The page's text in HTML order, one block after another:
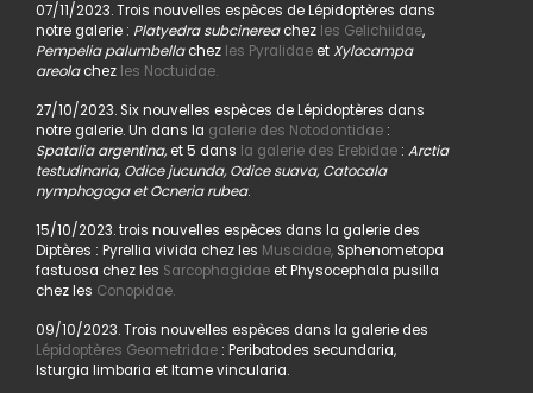
07/11/2023. Trois nouvelles espèces de Lépidoptères dans
notre galerie : Platyedra subcinereachez les Gelichiidae,
Pempelia palumbellachez les PyralidaeetXylocampa
areolachez les Noctuidae.
27/10/2023. Six nouvelles espèces de Lépidoptères dans
notre galerie. Un dans la galerie des Notodontidae:
Spatalia argentina, et 5 dans la galerie des Erebidae: Arctia
testudinaria, Odice jucunda, Odice suava, Catocala
nymphogoga et Ocneria rubea.
15/10/2023. trois nouvelles espèces dans la galerie des
Diptères : Pyrellia vivida chez les Muscidae,Sphenometopa
fastuosa chez les Sarcophagidaeet Physocephala pusilla
chez les Conopidae.
09/10/2023. Trois nouvelles espèces dans la galerie des
Lépidoptères Geometridae: Peribatodes secundaria,
Isturgia limbaria et Itame vincularia.